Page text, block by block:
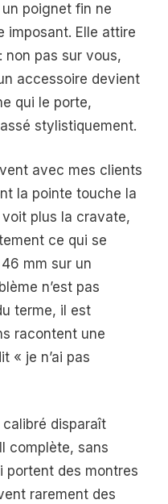
poignet fin ne
imposant. Elle attire
non pas sur vous,
accessoire devient
qui le porte,
stylistiquement.
avec mes clients
la pointe touche la
plus la cravate,
ce qui se
mm sur un
n’est pas
terme, il est
racontent une
« je n’ai pas
calibré disparaît
complète, sans
portent des montres
rarement des